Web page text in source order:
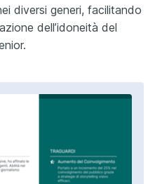
diversi generi, facilitando
dell’idoneità del